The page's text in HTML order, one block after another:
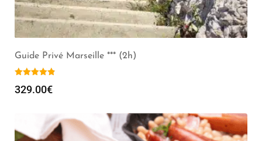
Guide Privé Marseille *** (2h)
329.00€